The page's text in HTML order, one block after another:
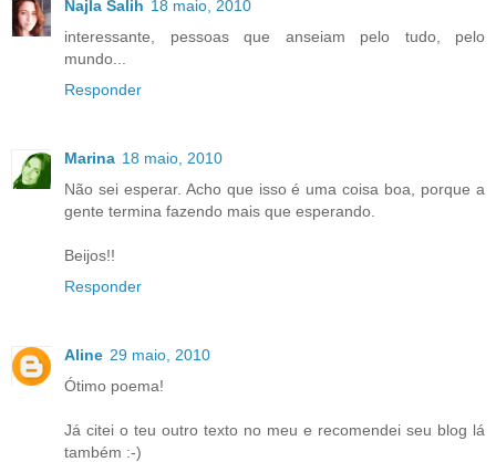
Najla Salih 18 maio, 2010
interessante, pessoas que anseiam pelo tudo, pelo
mundo...
Responder
Marina 18 maio, 2010
Não sei esperar. Acho que isso é uma coisa boa, porque a
gente termina fazendo mais que esperando.
Beijos!!
Responder
Aline 29 maio, 2010
Ótimo poema!
Já citei o teu outro texto no meu e recomendei seu blog lá
também :-)